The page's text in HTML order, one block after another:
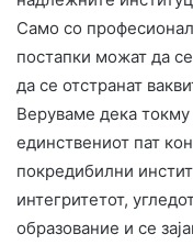
Само со
постапки можат да се
да се отстранат
Веруваме дека токму
единствениот пат
покредибилни
интегритетот,
образование и се